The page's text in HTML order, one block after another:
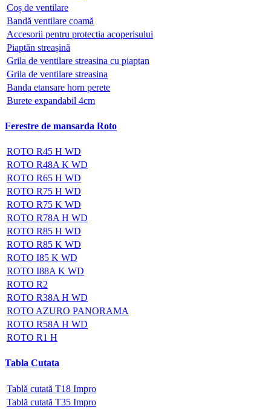
Coș de ventilare
Bandă ventilare coamă
Accesorii pentru protectia acoperisului
Piaptăn streașină
Grila de ventilare streasina cu piaptan
Grila de ventilare streasina
Banda etansare horn perete
Burete expandabil 4cm
Ferestre de mansarda Roto
ROTO R45 H WD
ROTO R48A K WD
ROTO R65 H WD
ROTO R75 H WD
ROTO R75 K WD
ROTO R78A H WD
ROTO R85 H WD
ROTO R85 K WD
ROTO I85 K WD
ROTO I88A K WD
ROTO R2
ROTO R38A H WD
ROTO AZURO PANORAMA
ROTO R58A H WD
ROTO R1 H
Tabla Cutata
Tablă cutată T18 Impro
Tablă cutată T35 Impro